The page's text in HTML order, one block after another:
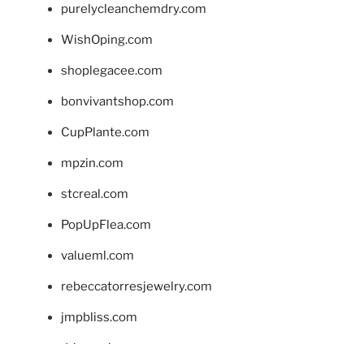
purelycleanchemdry.com
WishOping.com
shoplegacee.com
bonvivantshop.com
CupPlante.com
mpzin.com
stcreal.com
PopUpFlea.com
valueml.com
rebeccatorresjewelry.com
jmpbliss.com